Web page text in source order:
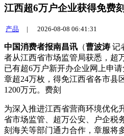
江西超6万户企业获得免费
产品 | 2026-08-08 06:41:31
中国消费者报南昌讯 （曹波涛记
者从江西省市场监管局获悉，超
已有超6万户新开办企业网上申
章超24万枚，得免江西省各市县
1200万元。费刻
为深入推进江西省营商环境优化
省市场监管、超万公安、户企税
刻海关等部门通力合作，章服将